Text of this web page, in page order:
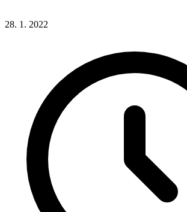
28. 1. 2022